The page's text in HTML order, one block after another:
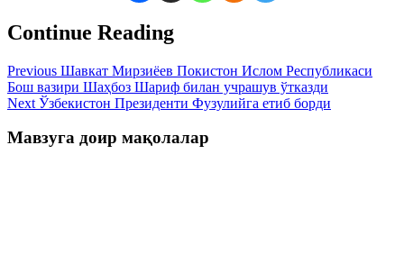
Continue Reading
Previous Шавкат Мирзиёев Покистон Ислом Республикаси
Бош вазири Шаҳбоз Шариф билан учрашув ўтказди
Next Ўзбекистон Президенти Фузулийга етиб борди
Мавзуга доир мақолалар